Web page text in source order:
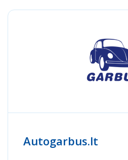
Autogarbus.lt